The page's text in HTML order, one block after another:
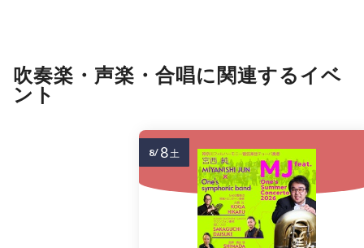
吹奏楽・声楽・合唱に関連するイベ
ント
8/ 8土